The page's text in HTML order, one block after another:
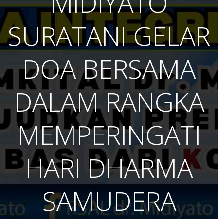
SURATANI GELAR
DOA BERSAMA
DALAM RANGKA
MEMPERINGATI
HARI DHARMA
SAMUDERA